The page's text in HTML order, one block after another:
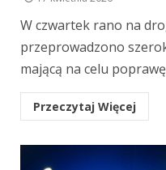
W czwartek rano na
przeprowadzono
mającą na celu
Przeczytaj Więcej